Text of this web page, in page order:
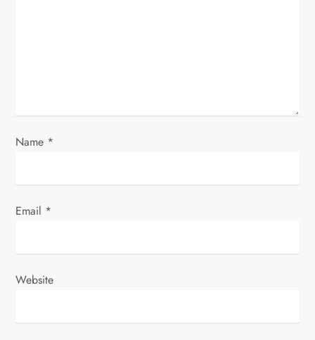
Name *
Email *
Website